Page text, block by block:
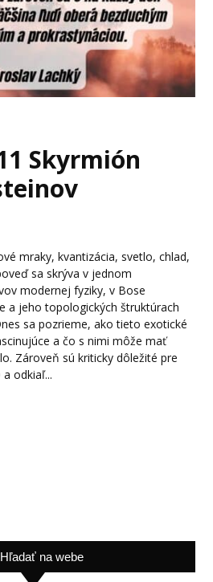
Skyrmión
mraky, kvantizácia, svetlo, chlad,
sa skrýva v jednom
modernej fyziky, v Bose
a jeho topologických štruktúrach
sa pozrieme, ako tieto exotické
a čo s nimi môže mať
Zároveň sú kriticky dôležité pre
odkiaľ...
Hľadať na webe